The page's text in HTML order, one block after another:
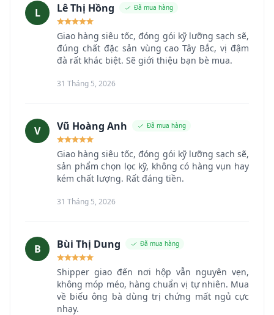
L Lê Thị Hồng Đã mua hàng
Giao hàng siêu tốc, đóng gói kỹ lưỡng sạch sẽ,
đúng chất đặc sản vùng cao Tây Bắc, vị đậm
đà rất khác biệt. Sẽ giới thiệu bạn bè mua.
31 Tháng 5, 2026
V Vũ Hoàng Anh Đã mua hàng
Giao hàng siêu tốc, đóng gói kỹ lưỡng sạch sẽ,
sản phẩm chọn lọc kỹ, không có hàng vụn hay
kém chất lượng. Rất đáng tiền.
31 Tháng 5, 2026
B Bùi Thị Dung Đã mua hàng
Shipper giao đến nơi hộp vẫn nguyên vẹn,
không móp méo, hàng chuẩn vị tự nhiên. Mua
về biếu ông bà dùng trị chứng mất ngủ cực
nhạy.